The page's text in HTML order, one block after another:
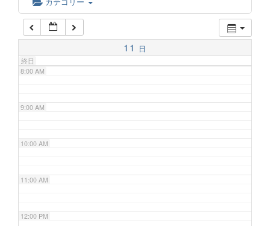
11 日
終日
7:00 AM
8:00 AM
9:00 AM
10:00 AM
11:00 AM
12:00 PM